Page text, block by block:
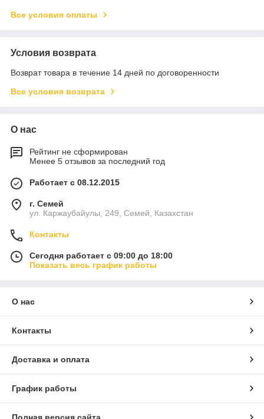
Все условия оплаты
Условия возврата
Возврат товара в течение 14 дней по договоренности
Все условия возврата
О нас
Рейтинг не сформирован
Менее 5 отзывов за последний год
Работает с 08.12.2015
г. Семей
ул. Каржаубайулы, 249, Семей, Казахстан
Контакты
Сегодня работает с 09:00 до 18:00
Показать весь график работы
О нас
Контакты
Доставка и оплата
График работы
Полная версия сайта